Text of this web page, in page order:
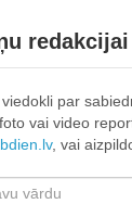
redakcijai
par
vai video
, vai